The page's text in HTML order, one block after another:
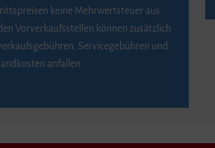
keine Mehrwertsteuer aus.
Vorverkaufsstellen können zusätzlich
Servicegebühren und
anfallen.